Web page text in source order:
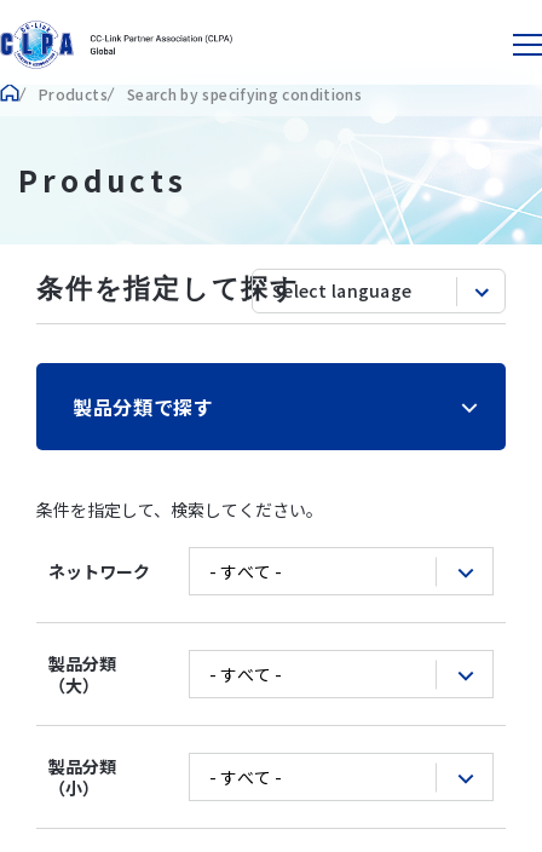
Products Search by specifying conditions
Products
条件を指定して探す
製品分類で探す
条件を指定して、検索してください。
ネットワーク
製品分類
（大）
製品分類
（小）